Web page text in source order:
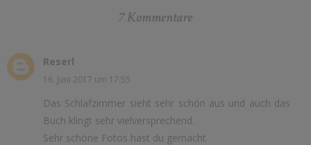
7 Kommentare
Reserl
16. Juni 2017 um 17:55
Das Schlafzimmer sieht sehr schön aus und auch das
Buch klingt sehr vielversprechend.
Sehr schöne Fotos hast du gemacht